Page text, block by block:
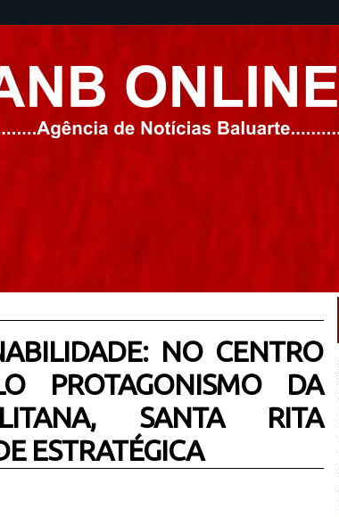
NO CENTRO
PROTAGONISMO DA
SANTA RITA
ESTRATÉGICA